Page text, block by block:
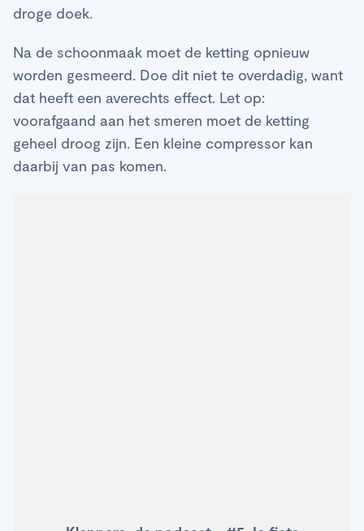
droge doek.
Na de schoonmaak moet de ketting opnieuw
worden gesmeerd. Doe dit niet te overdadig, want
dat heeft een averechts effect. Let op:
voorafgaand aan het smeren moet de ketting
geheel droog zijn. Een kleine compressor kan
daarbij van pas komen.